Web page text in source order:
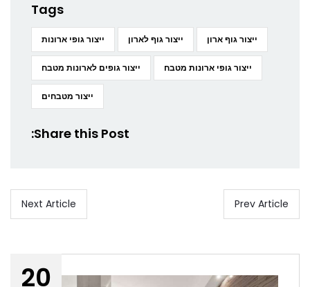
Tags
ייצור גוף ארון ייצור גוף לארון ייצור גופי ארונות
ייצור גופי ארונות מטבח ייצור גופים לארונות מטבח
ייצור מטבחים
Share this Post:
Prev Article
Next Article
20